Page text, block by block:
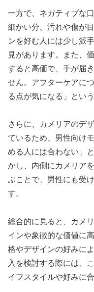
一方で、ネガティブな
細かい分、汚れや傷が
ンを好む人には少し派
見があります。また、
すると高価で、手が届
せん。アフターケアに
る点が気になる」とい
さらに、カメリアのデ
ているため、男性向け
める人には合わない」
かし、内側にカメリア
ぶことで、男性にも受
す。
総合的に見ると、カメ
インや象徴的な価値に
格やデザインの好みに
入を検討する際には、
イフスタイルや好みに